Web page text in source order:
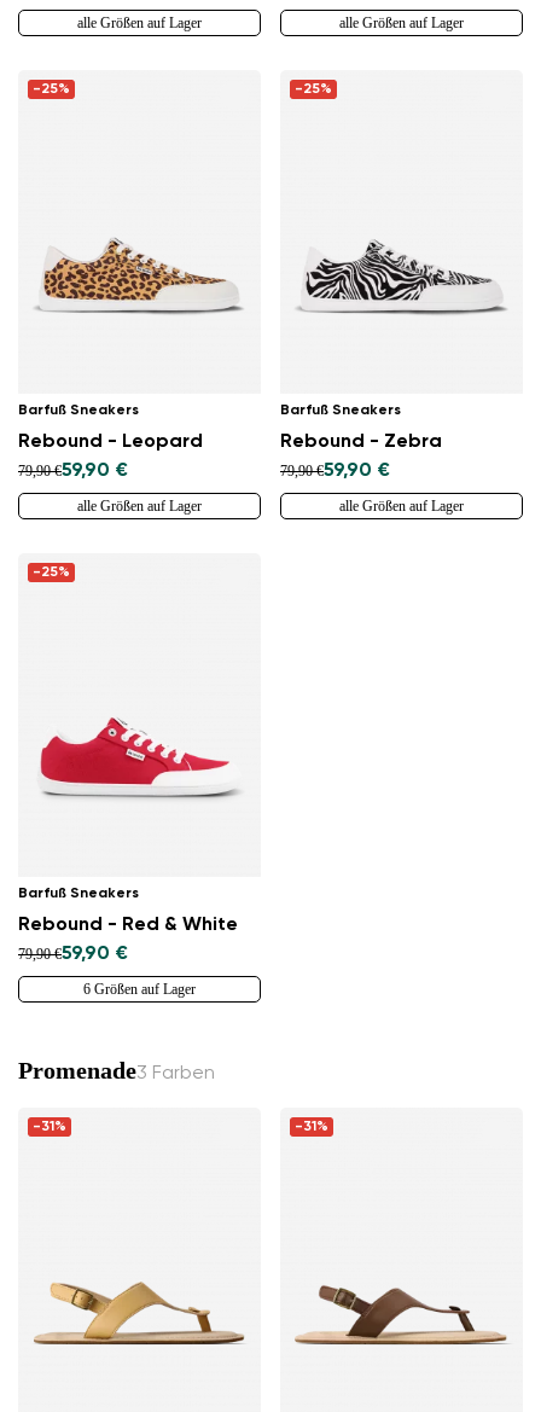
alle Größen auf Lager alle Größen auf Lager
-25%
Barfuß Sneakers
Rebound - Leopard
79,90 €59,90 €
alle Größen auf Lager
-25%
Barfuß Sneakers
Rebound - Zebra
79,90 €59,90 €
alle Größen auf Lager
-25%
Barfuß Sneakers
Rebound - Red & White
79,90 €59,90 €
6 Größen auf Lager
Promenade3 Farben
-31% -31%